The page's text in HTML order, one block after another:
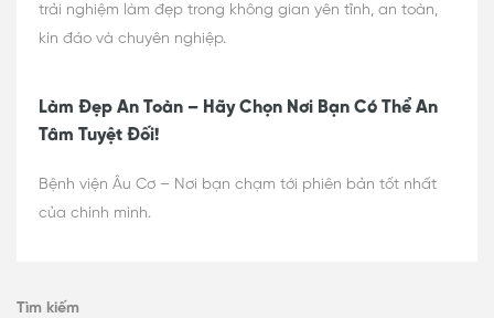
trải nghiệm làm đẹp trong không gian yên tĩnh, an toàn,
kín đáo và chuyên nghiệp.
Làm Đẹp An Toàn – Hãy Chọn Nơi Bạn Có Thể An
Tâm Tuyệt Đối!
Bệnh viện Âu Cơ – Nơi bạn chạm tới phiên bản tốt nhất
của chính mình.
Tìm kiếm